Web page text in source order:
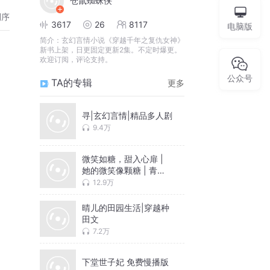
3617 26 8117
简介： 玄幻言情小说《穿越千年之复仇女神》
新书上架，日更固定更新2集。不定时爆更。
欢迎订阅，评论支持。
TA的专辑 更多
寻|玄幻言情|精品多人剧
9.4万
微笑如糖，甜入心扉 |
她的微笑像颗糖 | 青春
校园 | 甜蜜
12.9万
晴儿的田园生活|穿越种
田文
7.2万
下堂世子妃 免费慢播版
电脑版
公众号